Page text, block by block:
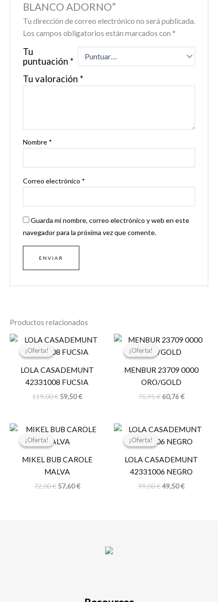
BLANCO ADORNO”
Tu dirección de correo electrónico no será publicada.
Los campos obligatorios están marcados con *
Tu
puntuación *
Tu valoración *
Nombre *
Correo electrónico *
Guarda mi nombre, correo electrónico y web en este
navegador para la próxima vez que comente.
Productos relacionados
¡Oferta!
¡Oferta!
LOLA CASADEMUNT
42331008 FUCSIA
119,00€
El
original
119,00 €.
59,50€
El
actual
59,50 €.
¡Oferta!
¡Oferta!
MENBUR 23709 0000
ORO/GOLD
75,95€
El
original
75,95 €.
60,76€
El
60,76 €.
¡Oferta!
¡Oferta!
MIKEL BUB CAROLE
MALVA
72,00€
El
original
72,00 €.
57,60€
El
57,60 €.
¡Oferta!
¡Oferta!
LOLA CASADEMUNT
42331006 NEGRO
99,00€
El
original
99,00 €.
49,50€
El
actual
49,50 €.